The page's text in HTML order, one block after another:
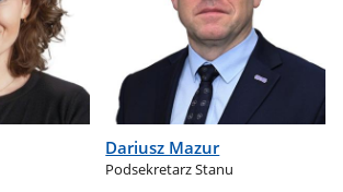
Dariusz Mazur
Podsekretarz Stanu